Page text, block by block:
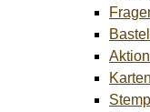
Karten